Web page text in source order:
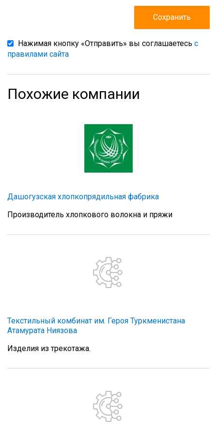
Нажимая кнопку «Отправить» вы соглашаетесь с
правилами сайта
Похожие компании
Дашогузская хлопкопрядильная фабрика
Производитель хлопкового волокна и пряжи
Текстильный комбинат им. Героя Туркменистана
Атамурата Ниязова
Изделия из трекотажа.